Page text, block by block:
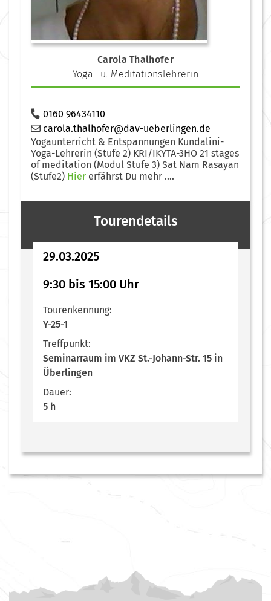
Carola Thalhofer
Yoga- u. Meditationslehrerin
0160 96434110
carola.thalhofer@dav-ueberlingen.de
Yogaunterricht & Entspannungen Kundalini-
Yoga-Lehrerin (Stufe 2) KRI/IKYTA-3HO 21 stages
of meditation (Modul Stufe 3) Sat Nam Rasayan
(Stufe2) Hier erfährst Du mehr ....
Tourendetails
29.03.2025
9:30 bis 15:00 Uhr
Tourenkennung:
Y-25-1
Treffpunkt:
Seminarraum im VKZ St.-Johann-Str. 15 in
Überlingen
Dauer:
5 h